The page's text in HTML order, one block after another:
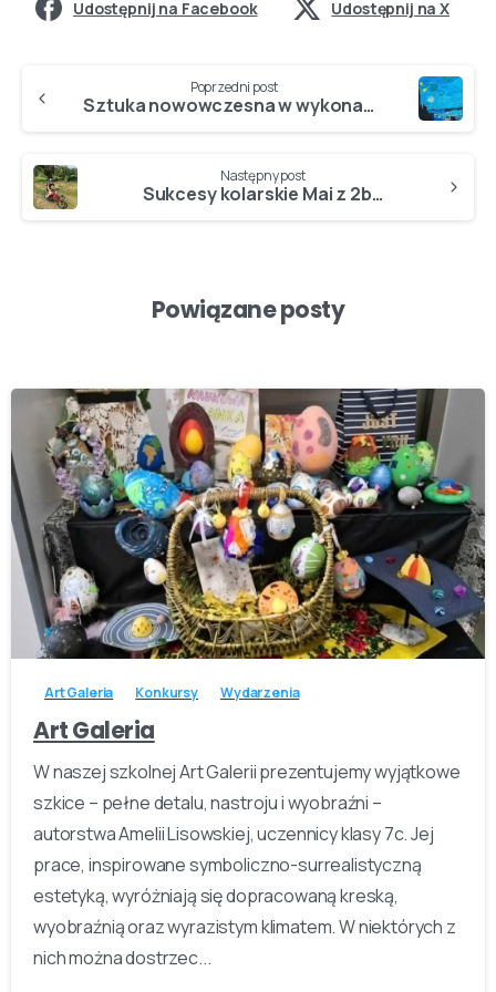
Udostępnij na Facebook Udostępnij na X
Poprzedni post
Sztuka nowowczesna w wykonaniu SZÓSTOKLASISTÓW…
Następny post
Sukcesy kolarskie Mai z 2b…
Powiązane posty
-
Art Galeria Konkursy Wydarzenia
Art Galeria
W naszej szkolnej Art Galerii prezentujemy wyjątkowe
szkice – pełne detalu, nastroju i wyobraźni –
autorstwa Amelii Lisowskiej, uczennicy klasy 7c. Jej
prace, inspirowane symboliczno-surrealistyczną
estetyką, wyróżniają się dopracowaną kreską,
wyobraźnią oraz wyrazistym klimatem. W niektórych z
nich można dostrzec...